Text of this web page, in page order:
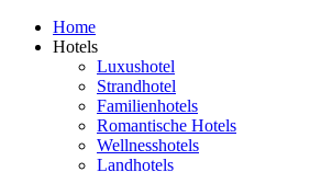
Home
Hotels
Luxushotel
Strandhotel
Familienhotels
Romantische Hotels
Wellnesshotels
Landhotels